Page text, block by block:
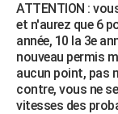
ATTENTION :
et n'aurez que 6
année, 10 la 3e
nouveau permis
aucun point, pas
contre, vous ne
vitesses des